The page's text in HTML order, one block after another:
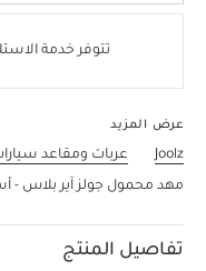
تتوفر خدمة
عرض المزيد
Joolz عربات ومقاعد
مهد محمول جولز آير بلاس -
تفاصيل المنتج